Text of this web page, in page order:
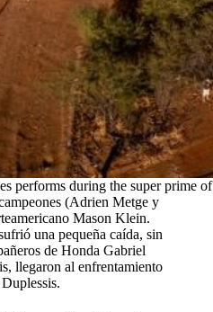
performs during the super prime
(Adrien Metge y
Mason Klein.
una pequeña caída, sin
de Honda Gabriel
llegaron al enfrentamiento